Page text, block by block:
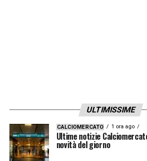
ULTIMISSIME
CALCIOMERCATO 1 ora ago
Ultime notizie
novità del giorno